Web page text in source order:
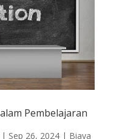
Pembelajaran
| Sep 26, 2024| Biaya